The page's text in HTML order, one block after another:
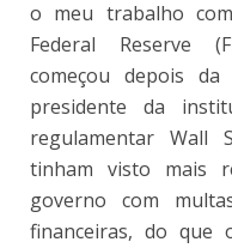
o meu trabalho
Federal Reserve
começou depois
presidente da
regulamentar Wall
tinham visto mais
governo com
financeiras, do que